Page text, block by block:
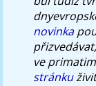
novinka
ve
stránku